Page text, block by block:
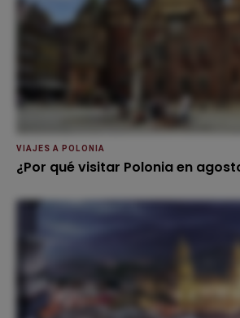
VIAJES A POLONIA
¿Por qué visitar Polonia en